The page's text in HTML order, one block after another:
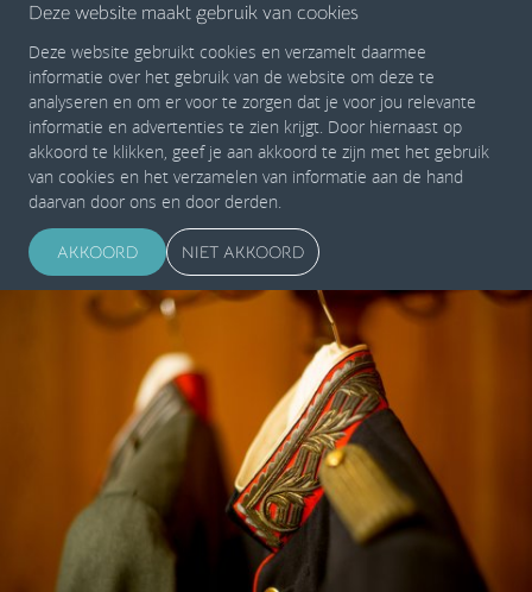
Deze website maakt gebruik van cookies
Deze website gebruikt cookies en verzamelt daarmee
informatie over het gebruik van de website om deze te
analyseren en om er voor te zorgen dat je voor jou relevante
informatie en advertenties te zien krijgt. Door hiernaast op
akkoord te klikken, geef je aan akkoord te zijn met het gebruik
van cookies en het verzamelen van informatie aan de hand
daarvan door ons en door derden.
AKKOORD NIET AKKOORD